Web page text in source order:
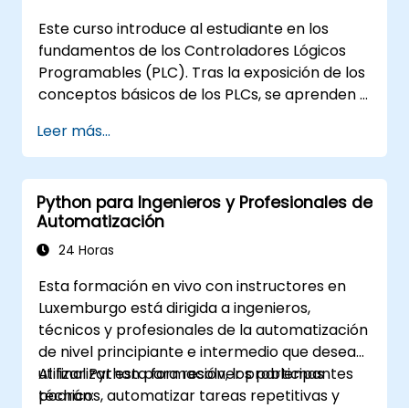
Este curso introduce al estudiante en los
fundamentos de los Controladores Lógicos
Programables (PLC). Tras la exposición de los
conceptos básicos de los PLCs, se aprenden y
escalera básicas en tareas de
Automatización Industrial. Público objetivo -
Especialistas Eléctricos - Ingenieros
Mecánicos - Programadores con interés en
Automatización Industrial
Leer más...
Python para Ingenieros y Profesionales de
Automatización
24 Horas
Esta formación en vivo con instructores en
Luxemburgo está dirigida a ingenieros,
técnicos y profesionales de la automatización
de nivel principiante e intermedio que desean
utilizar Python para resolver problemas
técnicos, automatizar tareas repetitivas y
Al finalizar esta formación, los participantes
podrán: